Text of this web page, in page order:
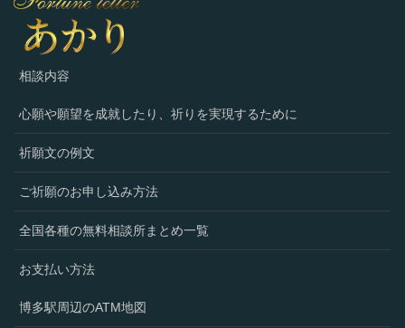
相談内容
心願や願望を成就したり、祈りを実現するために
祈願文の例文
ご祈願のお申し込み方法
全国各種の無料相談所まとめ一覧
お支払い方法
博多駅周辺のATM地図